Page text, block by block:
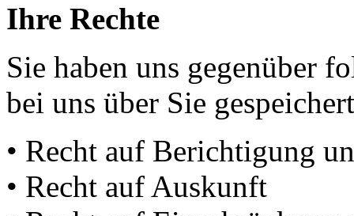
Ihre Rechte
Sie haben uns gegenüber
bei uns über Sie
• Recht auf Berichtigung
• Recht auf Auskunft